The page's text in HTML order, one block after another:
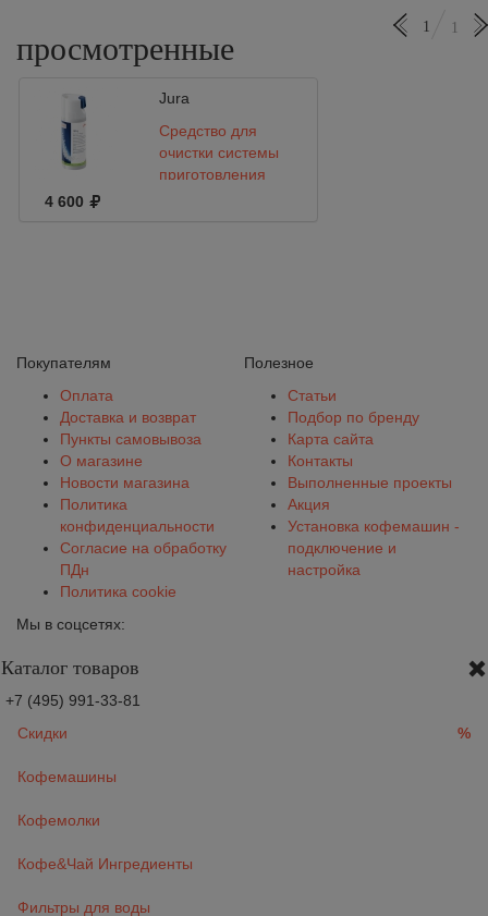
просмотренные
1 1
Jura
Средство для
очистки системы
приготовления
4 600
Покупателям
Оплата
Доставка и возврат
Пункты самовывоза
О магазине
Новости магазина
Политика
конфиденциальности
Согласие на обработку
ПДн
Политика cookie
Полезное
Статьи
Подбор по бренду
Карта сайта
Контакты
Выполненные проекты
Акция
Установка кофемашин -
подключение и
настройка
Мы в соцсетях:
Каталог товаров
+7 (495) 991-33-81
Скидки
%
Кофемашины
Кофемолки
Кофе&Чай Ингредиенты
Фильтры для воды